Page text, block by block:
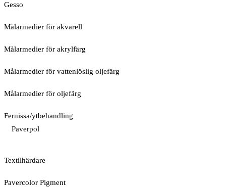
Gesso
Målarmedier för akvarell
Målarmedier för akrylfärg
Målarmedier för vattenlöslig oljefärg
Målarmedier för oljefärg
Fernissa/ytbehandling
Paverpol
Textilhärdare
Pavercolor Pigment